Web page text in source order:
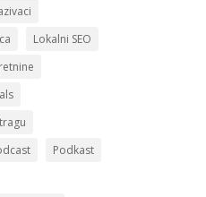
Lokalni SEO
Podkast